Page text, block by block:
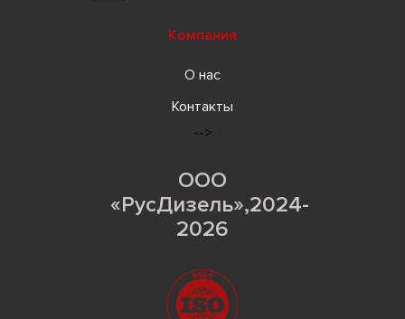
Компания
О нас
Контакты
-->
ООО
«РусДизель»,2024-
2026